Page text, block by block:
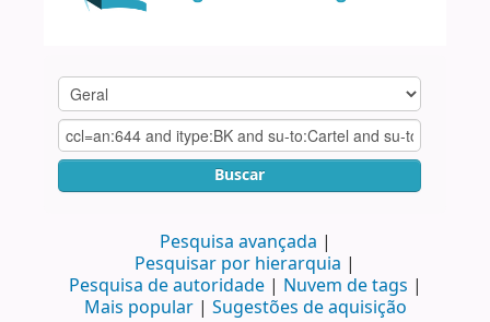
Buscar
Pesquisa avançada
Pesquisar por hierarquia
Pesquisa de autoridade
Nuvem de tags
Mais popular
Sugestões de aquisição